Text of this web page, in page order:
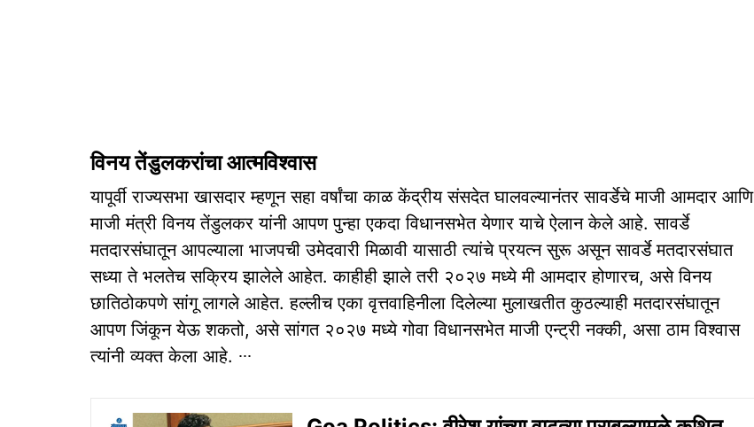
विनय तेंडुलकरांचा आत्‍मविश्‍वास
यापूर्वी राज्‍यसभा खासदार म्‍हणून सहा वर्षांचा काळ केंद्रीय संसदेत घालवल्‍यानंतर सावर्डेचे माजी आमदार आणि
माजी मंत्री विनय तेंडुलकर यांनी आपण पुन्‍हा एकदा विधानसभेत येणार याचे ऐलान केले आहे. सावर्डे
मतदारसंघातून आपल्‍याला भाजपची उमेदवारी मिळावी यासाठी त्‍यांचे प्रयत्‍न सुरू असून सावर्डे मतदारसंघात
सध्‍या ते भलतेच सक्रिय झालेले आहेत. काहीही झाले तरी २०२७ मध्‍ये मी आमदार होणारच, असे विनय
छातिठोकपणे सांगू लागले आहेत. हल्‍लीच एका वृत्तवाहिनीला दिलेल्‍या मुलाखतीत कुठल्‍याही मतदारसंघातून
आपण जिंकून येऊ शकतो, असे सांगत २०२७ मध्‍ये गोवा विधानसभेत माजी एन्ट्री नक्‍की, असा ठाम विश्‍वास
त्‍यांनी व्‍यक्‍त केला आहे. ∙∙∙